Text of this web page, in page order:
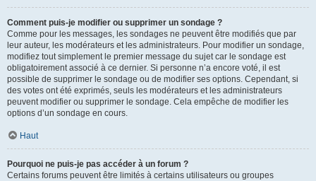
Comment puis-je modifier ou supprimer un sondage ?
Comme pour les messages, les sondages ne peuvent être modifiés que par
leur auteur, les modérateurs et les administrateurs. Pour modifier un sondage,
modifiez tout simplement le premier message du sujet car le sondage est
obligatoirement associé à ce dernier. Si personne n’a encore voté, il est
possible de supprimer le sondage ou de modifier ses options. Cependant, si
des votes ont été exprimés, seuls les modérateurs et les administrateurs
peuvent modifier ou supprimer le sondage. Cela empêche de modifier les
options d’un sondage en cours.
Haut
Pourquoi ne puis-je pas accéder à un forum ?
Certains forums peuvent être limités à certains utilisateurs ou groupes